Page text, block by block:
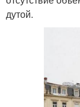
дутой.